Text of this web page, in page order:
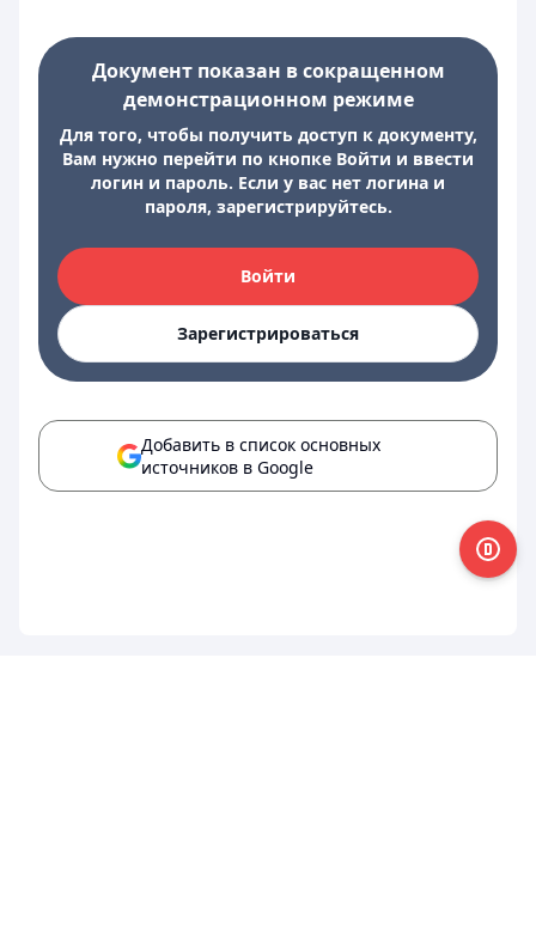
Документ показан в сокращенном
демонстрационном режиме
Для того, чтобы получить доступ к документу,
Вам нужно перейти по кнопке Войти и ввести
логин и пароль. Если у вас нет логина и
пароля, зарегистрируйтесь.
Войти
Зарегистрироваться
Добавить в список основных
источников в Google